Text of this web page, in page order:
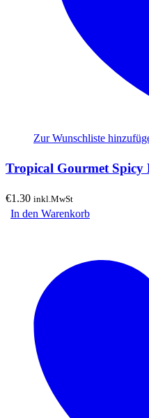
Zur Wunschliste
Tropical Gourmet Spicy
€1.30 inkl.MwSt
In den Warenkorb